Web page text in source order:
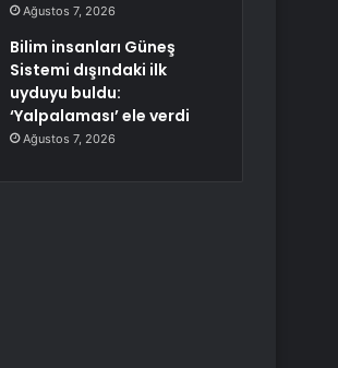
Ağustos 7, 2026
Bilim insanları Güneş
Sistemi dışındaki ilk
uyduyu buldu:
‘Yalpalaması’ ele verdi
Ağustos 7, 2026